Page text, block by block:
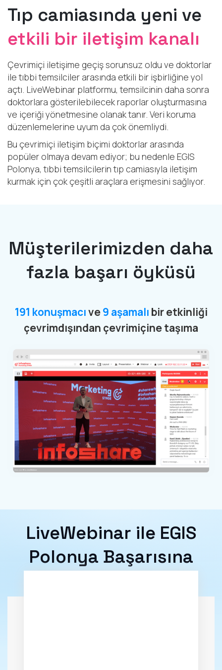
Tıp camiasında yeni ve
etkili bir iletişim kanalı
Çevrimiçi iletişime geçiş sorunsuz oldu ve doktorlar
ile tıbbi temsilciler arasında etkili bir işbirliğine yol
açtı. LiveWebinar platformu, temsilcinin daha sonra
doktorlara gösterilebilecek raporlar oluşturmasına
ve içeriği yönetmesine olanak tanır. Veri koruma
düzenlemelerine uyum da çok önemliydi.
Bu çevrimiçi iletişim biçimi doktorlar arasında
popüler olmaya devam ediyor; bu nedenle EGIS
Polonya, tıbbi temsilcilerin tıp camiasıyla iletişim
kurmak için çok çeşitli araçlara erişmesini sağlıyor.
Müşterilerimizden daha
fazla başarı öyküsü
191 konuşmacıve9 aşamalı bir etkinliği
çevrimdışından çevrimiçine taşıma
LiveWebinar ile EGIS
Polonya Başarısına